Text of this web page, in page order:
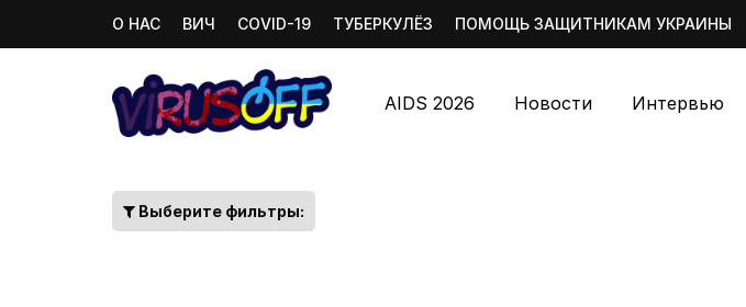
О НАС ВИЧ COVID-19 ТУБЕРКУЛЁЗ ПОМОЩЬ ЗАЩИТНИКАМ УКРАИНЫ
AIDS 2026 Новости Интервью
Выберите фильтры: